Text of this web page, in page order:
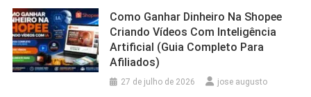
Como Ganhar Dinheiro Na Shopee
Criando Vídeos Com Inteligência
Artificial (Guia Completo Para
Afiliados)
27 de julho de 2026 jose augusto